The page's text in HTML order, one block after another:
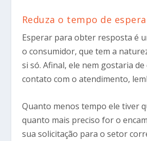
Reduza o tempo de espera
Esperar para obter resposta é
o consumidor, que tem a
si só. Afinal, ele nem gostaria
contato com o atendimento,
Quanto menos tempo ele tiver
quanto mais preciso for o
sua solicitação para o setor